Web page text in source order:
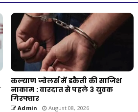
कल्याण ज्वेलर्स में डकैती की साजिश
नाकाम : वारदात से पहले 3 युवक
गिरफ्तार
Admin August 08, 2026